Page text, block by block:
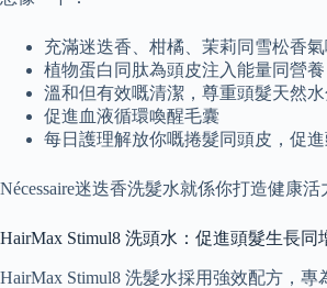
充滿迷迭香、柑橘、茉莉同雪松香
植物蛋白同肽為頭皮注入能量同營養
溫和但有效嘅清潔，尊重頭髮天然水
促進血液循環喚醒毛囊
每日護理解放你嘅捲髮同頭皮，促
Nécessaire迷迭香洗髮水就係你打造健康活
HairMax Stimul8 洗頭水：促進頭髮生長同
HairMax Stimul8 洗髮水採用強效配方，專